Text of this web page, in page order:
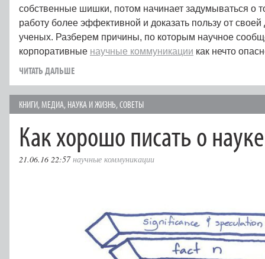
собственные шишки, потом начинает задумываться о
работу более эффективной и доказать пользу от своей
ученых. Разберем причины, по которым научное
корпоративные научные коммуникации как нечто
ЧИТАТЬ ДАЛЬШЕ
КНИГИ, МЕДИА, НАУКА И ЖИЗНЬ,СОВЕТЫ
Как хорошо писать о науке
21.06.16 22:57 научные коммуникации